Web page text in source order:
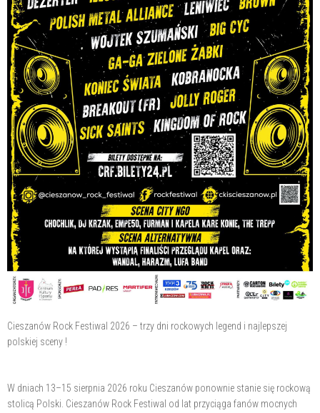
Cieszanów Rock Festiwal 2026 – trzy dni rockowych legend i najlepszej
polskiej sceny !
W dniach 13–15 sierpnia 2026 roku Cieszanów ponownie stanie się rockową
stolicą Polski. Cieszanów Rock Festiwal od lat przyciąga fanów mocnych